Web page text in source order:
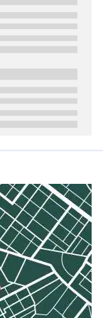
इसमें अन्य धातुओं
करके बनाई जाती है.
मेकिंग शुल्क और टैक्स
से पहले22 कैरेट
शुद्ध सोना होता है,
के गोल्ड का
जाता है.
इसकी शुद्धता
के लिए उपयुक्त है.
इस विकल्प को चुनते
कारक